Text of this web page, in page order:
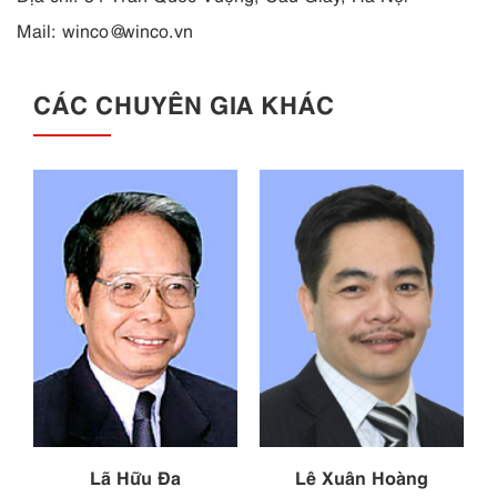
Mail: winco@winco.vn
CÁC CHUYÊN GIA KHÁC
Lã Hữu Đa Lê Xuân Hoàng